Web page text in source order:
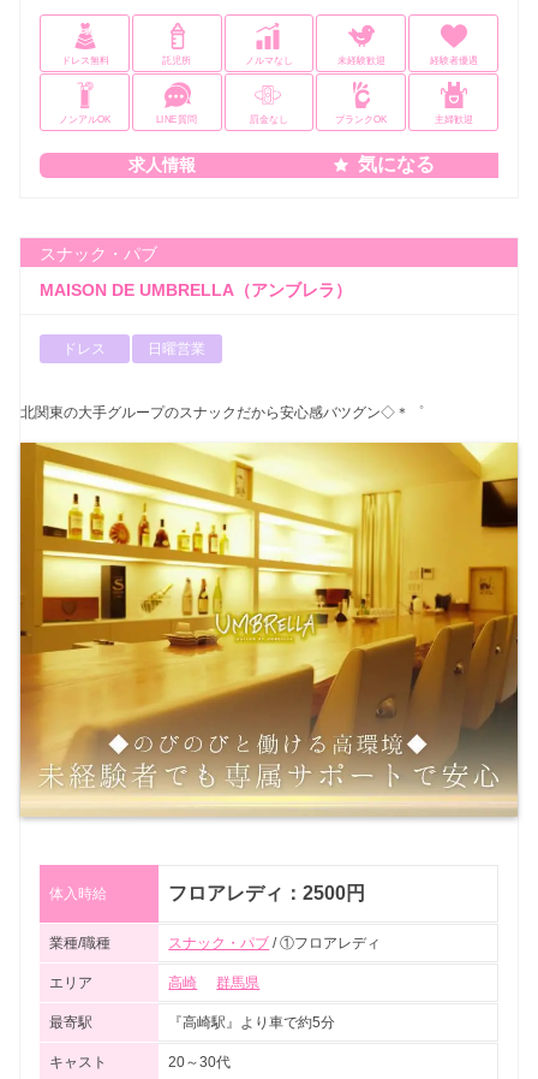
ドレス無料 託児所 ノルマなし 未経験歓迎 経験者優遇
ノンアルOK LINE質問 罰金なし ブランクOK 主婦歓迎
求人情報 気になる
スナック・パブ
MAISON DE UMBRELLA（アンブレラ）
ドレス 日曜営業
北関東の大手グループのスナックだから安心感バツグン◇＊゜
体入時給 フロアレディ：2500円
業種/職種 スナック・パブ / ①フロアレディ
エリア 高崎 群馬県
最寄駅 『高崎駅』より車で約5分
キャスト 20～30代